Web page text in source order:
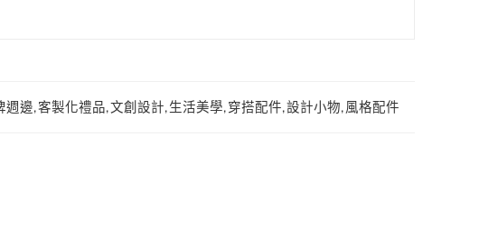
週邊,客製化禮品,文創設計,生活美學,穿搭配件,設計小物,風格配件